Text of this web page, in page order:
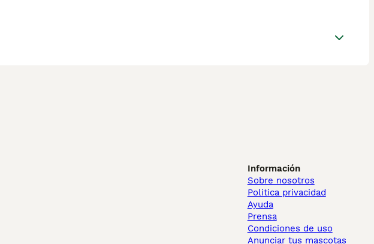
Información
Sobre nosotros
Politica privacidad
Ayuda
Prensa
Condiciones de uso
Anunciar tus mascotas